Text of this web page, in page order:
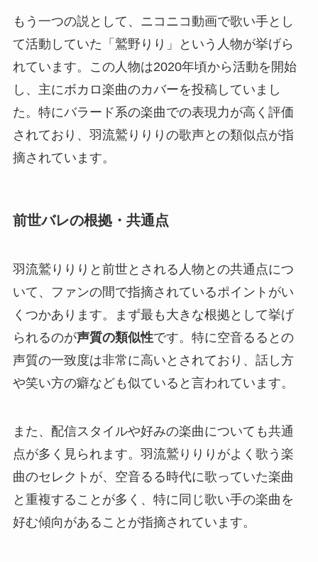
もう一つの説として、ニコニコ動画で歌い手とし
て活動していた「鷲野りり」という人物が挙げら
れています。この人物は2020年頃から活動を開始
し、主にボカロ楽曲のカバーを投稿していまし
た。特にバラード系の楽曲での表現力が高く評価
されており、羽流鷲りりりの歌声との類似点が指
摘されています。
前世バレの根拠・共通点
羽流鷲りりりと前世とされる人物との共通点につ
いて、ファンの間で指摘されているポイントがい
くつかあります。まず最も大きな根拠として挙げ
られるのが声質の類似性です。特に空音るるとの
声質の一致度は非常に高いとされており、話し方
や笑い方の癖なども似ていると言われています。
また、配信スタイルや好みの楽曲についても共通
点が多く見られます。羽流鷲りりりがよく歌う楽
曲のセレクトが、空音るる時代に歌っていた楽曲
と重複することが多く、特に同じ歌い手の楽曲を
好む傾向があることが指摘されています。